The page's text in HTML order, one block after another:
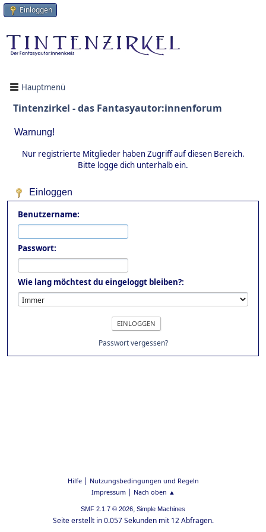
Einloggen
Hauptmenü
Tintenzirkel - das Fantasyautor:innenforum
Warnung!
Nur registrierte Mitglieder haben Zugriff auf diesen Bereich.
Bitte logge dich unterhalb ein.
Einloggen
Benutzername:
Passwort:
Wie lang möchtest du eingeloggt bleiben?:
Passwort vergessen?
Hilfe| Nutzungsbedingungen und Regeln
Impressum| Nach oben ▲
SMF 2.1.7 © 2026, Simple Machines
Seite erstellt in 0.057 Sekunden mit 12 Abfragen.